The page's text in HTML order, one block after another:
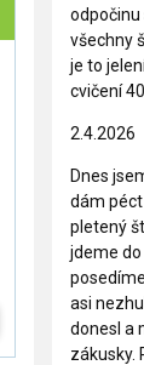
odpočinu
všechny
je to
cvičení
2.4.2026
Dnes
dám péct
pletený
jdeme do
asi
donesl a
zákusky.